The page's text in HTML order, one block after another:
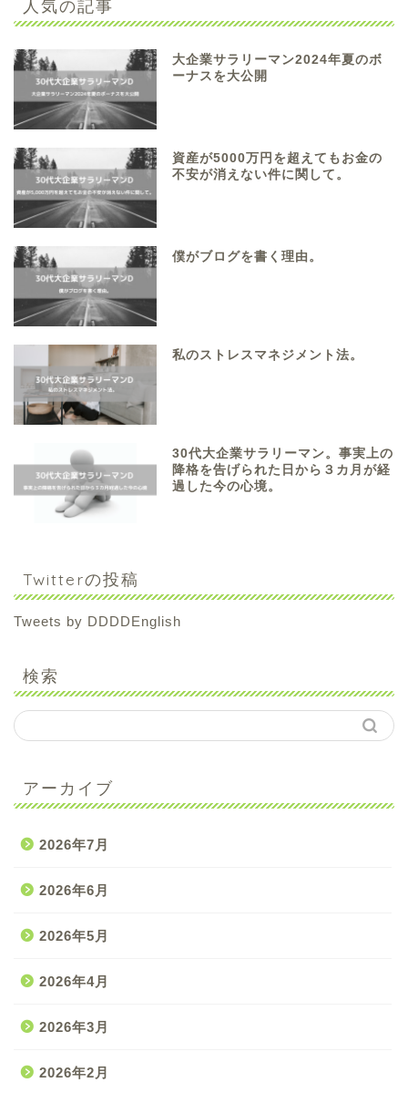
人気の記事
大企業サラリーマン2024年夏のボ
ーナスを大公開
資産が5000万円を超えてもお金の
不安が消えない件に関して。
僕がブログを書く理由。
私のストレスマネジメント法。
30代大企業サラリーマン。事実上の
降格を告げられた日から３カ月が経
過した今の心境。
Twitterの投稿
Tweets by DDDDEnglish
検索
アーカイブ
2026年7月
2026年6月
2026年5月
2026年4月
2026年3月
2026年2月